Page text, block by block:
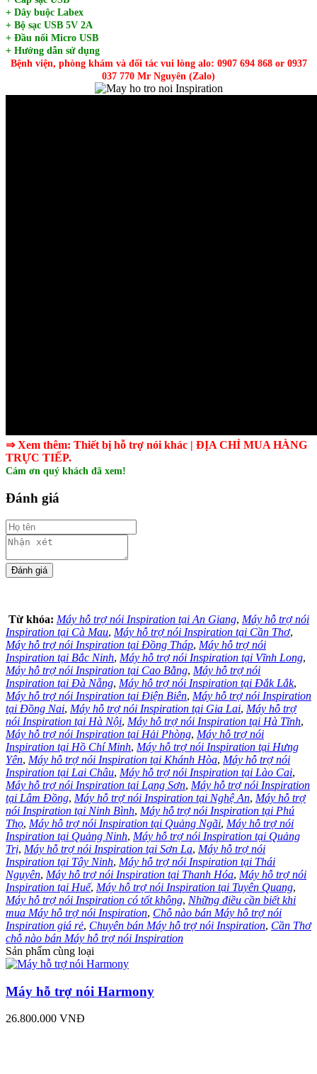
+ Dây buộc Labex
+ Bộ sạc USB 5V 2A
+ Đầu nối Micro USB
+ Hướng dẫn sử dụng
Bệnh viện, phòng khám và đối tác vui lòng alo: 0907 694 868 or 0937
037 770 Mr Nguyên (Zalo)
⇒ Xem thêm: Thiết bị hỗ trợ nói khác | ĐỊA CHỈ MUA HÀNG
TRỰC TIẾP.
Cám ơn quý khách đã xem!
Đánh giá
Từ khóa: Máy hỗ trợ nói Inspiration tại An Giang, Máy hỗ trợ nói
Inspiration tại Cà Mau, Máy hỗ trợ nói Inspiration tại Cần Thơ,
Máy hỗ trợ nói Inspiration tại Đồng Tháp, Máy hỗ trợ nói
Inspiration tại Bắc Ninh, Máy hỗ trợ nói Inspiration tại Vĩnh Long,
Máy hỗ trợ nói Inspiration tại Cao Bằng, Máy hỗ trợ nói
Inspiration tại Đà Nẵng, Máy hỗ trợ nói Inspiration tại Đắk Lắk,
Máy hỗ trợ nói Inspiration tại Điện Biên, Máy hỗ trợ nói Inspiration
tại Đồng Nai, Máy hỗ trợ nói Inspiration tại Gia Lai, Máy hỗ trợ
nói Inspiration tại Hà Nội, Máy hỗ trợ nói Inspiration tại Hà Tĩnh,
Máy hỗ trợ nói Inspiration tại Hải Phòng, Máy hỗ trợ nói
Inspiration tại Hồ Chí Minh, Máy hỗ trợ nói Inspiration tại Hưng
Yên, Máy hỗ trợ nói Inspiration tại Khánh Hòa, Máy hỗ trợ nói
Inspiration tại Lai Châu, Máy hỗ trợ nói Inspiration tại Lào Cai,
Máy hỗ trợ nói Inspiration tại Lạng Sơn, Máy hỗ trợ nói Inspiration
tại Lâm Đồng, Máy hỗ trợ nói Inspiration tại Nghệ An, Máy hỗ trợ
nói Inspiration tại Ninh Bình, Máy hỗ trợ nói Inspiration tại Phú
Thọ, Máy hỗ trợ nói Inspiration tại Quảng Ngãi, Máy hỗ trợ nói
Inspiration tại Quảng Ninh, Máy hỗ trợ nói Inspiration tại Quảng
Trị, Máy hỗ trợ nói Inspiration tại Sơn La, Máy hỗ trợ nói
Inspiration tại Tây Ninh, Máy hỗ trợ nói Inspiration tại Thái
Nguyên, Máy hỗ trợ nói Inspiration tại Thanh Hóa, Máy hỗ trợ nói
Inspiration tại Huế, Máy hỗ trợ nói Inspiration tại Tuyên Quang,
Máy hỗ trợ nói Inspiration có tốt không, Những điều cần biết khi
mua Máy hỗ trợ nói Inspiration, Chỗ nào bán Máy hỗ trợ nói
Inspiration giá rẻ, Chuyên bán Máy hỗ trợ nói Inspiration, Cần Thơ
chỗ nào bán Máy hỗ trợ nói Inspiration
Sản phẩm cùng loại
Máy hỗ trợ nói Harmony
26.800.000 VNĐ